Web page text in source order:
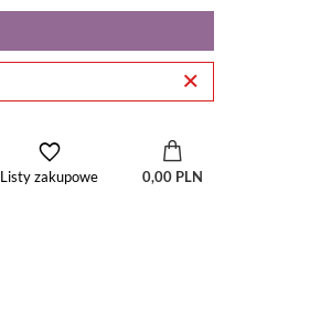
Listy zakupowe 0,00 PLN